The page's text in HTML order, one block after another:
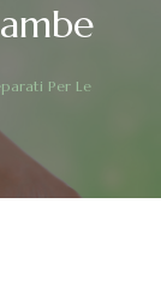
Per Le